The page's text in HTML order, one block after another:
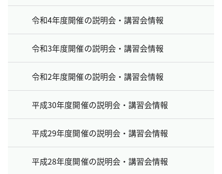
令和4年度開催の説明会・講習会情報
令和3年度開催の説明会・講習会情報
令和2年度開催の説明会・講習会情報
平成30年度開催の説明会・講習会情報
平成29年度開催の説明会・講習会情報
平成28年度開催の説明会・講習会情報